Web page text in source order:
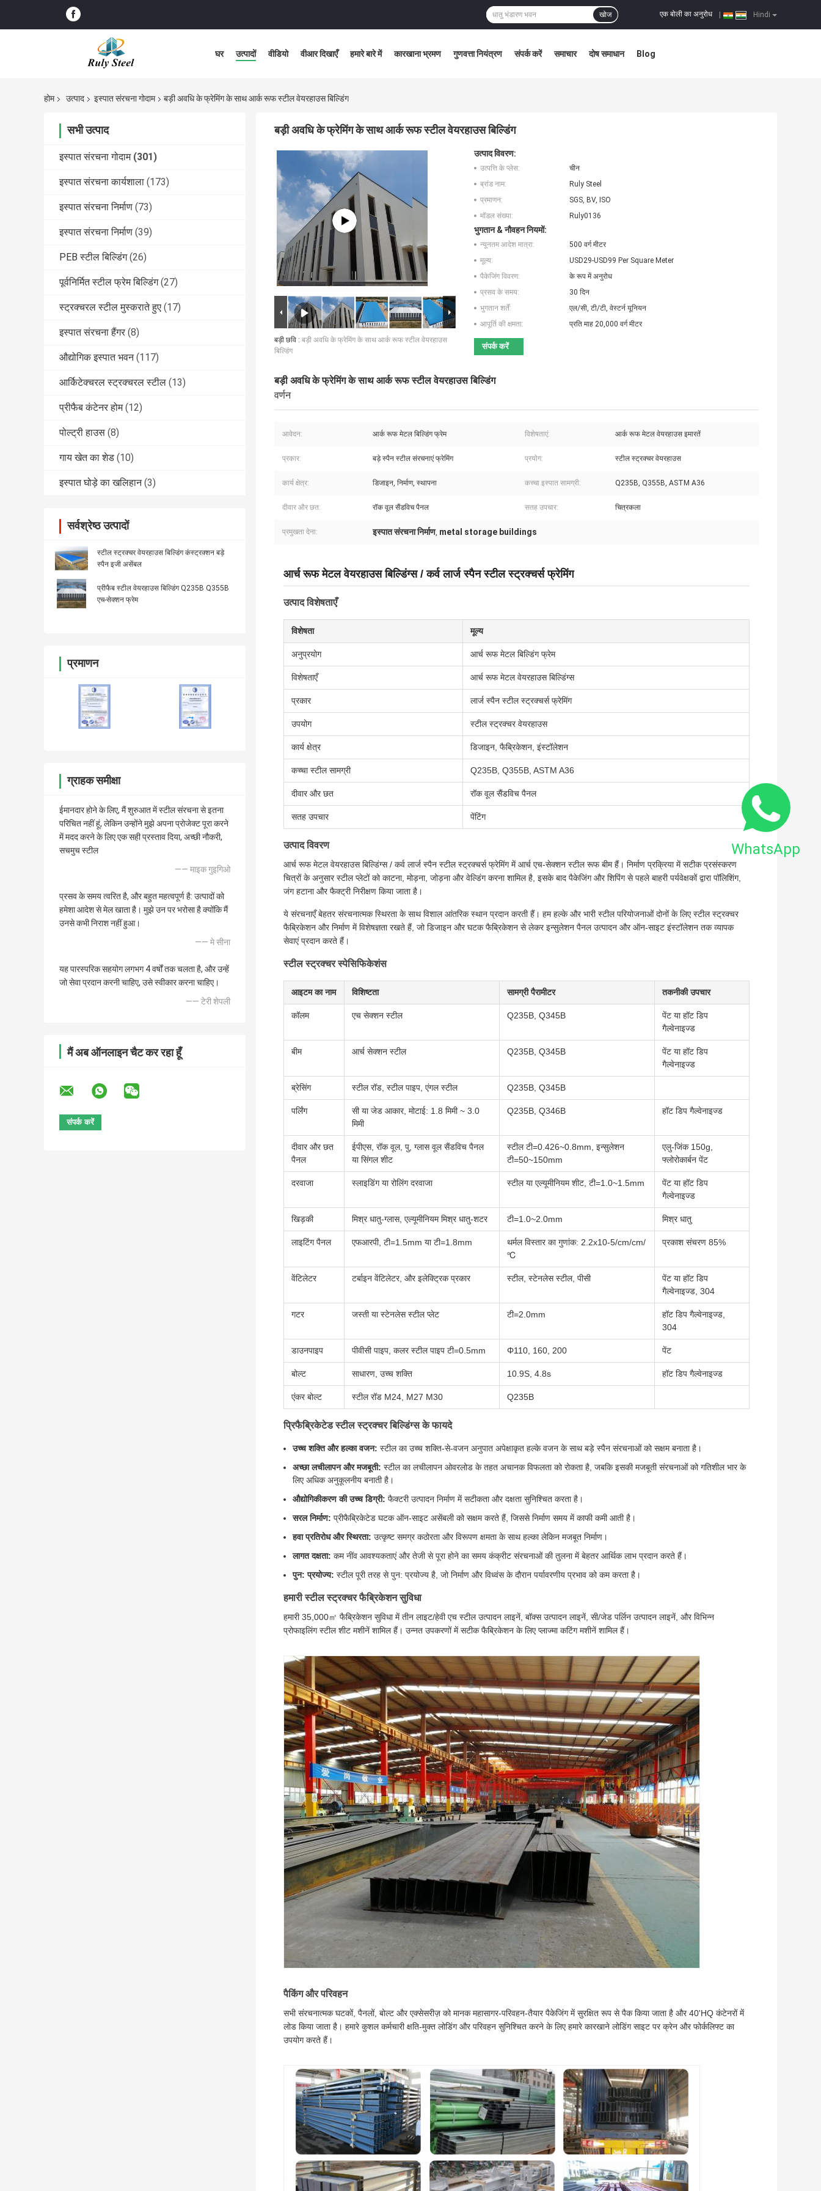
Hindi
एक बोली का अनुरोध
खोज
घर उत्पादों वीडियो वीआर दिखाएँ हमारे बारे में कारखाना भ्रमण गुणवत्ता नियंत्रण संपर्क करें समाचार दोष समाधान Blog
होम उत्पाद इस्पात संरचना गोदाम बड़ी अवधि के फ्रेमिंग के साथ आर्क रूफ स्टील वेयरहाउस बिल्डिंग
सभी उत्पाद
इस्पात संरचना गोदाम (301)
इस्पात संरचना कार्यशाला (173)
इस्पात संरचना निर्माण (73)
इस्पात संरचना निर्माण (39)
PEB स्टील बिल्डिंग (26)
पूर्वनिर्मित स्टील फ्रेम बिल्डिंग (27)
स्ट्रक्चरल स्टील मुस्कराते हुए (17)
इस्पात संरचना हैंगर (8)
औद्योगिक इस्पात भवन (117)
आर्किटेक्चरल स्ट्रक्चरल स्टील (13)
प्रीफैब कंटेनर होम (12)
पोल्ट्री हाउस (8)
गाय खेत का शेड (10)
इस्पात घोड़े का खलिहान (3)
सर्वश्रेष्ठ उत्पादों
स्टील स्ट्रक्चर वेयरहाउस बिल्डिंग कंस्ट्रक्शन बड़े
स्पैन इजी असेंबल
प्रीफैब स्टील वेयरहाउस बिल्डिंग Q235B Q355B
एच-सेक्शन फ्रेम
प्रमाणन
ग्राहक समीक्षा
ईमानदार होने के लिए, मैं शुरुआत में स्टील संरचना से इतना
परिचित नहीं हूं, लेकिन उन्होंने मुझे अपना प्रोजेक्ट पूरा करने
में मदद करने के लिए एक सही प्रस्ताव दिया, अच्छी नौकरी,
सचमुच स्टील
—— माइक गुइगिओ
प्रसव के समय त्वरित है, और बहुत महत्वपूर्ण है: उत्पादों को
हमेशा आदेश से मेल खाता है। मुझे उन पर भरोसा है क्योंकि मैं
उनसे कभी निराश नहीं हुआ।
—— मे सीना
यह पारस्परिक सहयोग लगभग 4 वर्षों तक चलता है, और उन्हें
जो सेवा प्रदान करनी चाहिए, उसे स्वीकार करना चाहिए।
—— टेरी शेपली
मैं अब ऑनलाइन चैट कर रहा हूँ
बड़ी अवधि के फ्रेमिंग के साथ आर्क रूफ स्टील वेयरहाउस बिल्डिंग
बड़ी छवि : बड़ी अवधि के फ्रेमिंग के साथ आर्क रूफ स्टील वेयरहाउस
बिल्डिंग
उत्पाद विवरण:
उत्पत्ति के प्लेस:
चीन
ब्रांड नाम:
Ruly Steel
प्रमाणन:
SGS, BV, ISO
मॉडल संख्या:
Ruly0136
भुगतान & नौवहन नियमों:
न्यूनतम आदेश मात्रा:
500 वर्ग मीटर
मूल्य:
USD29-USD99 Per Square Meter
पैकेजिंग विवरण:
के रूप में अनुरोध
प्रसव के समय:
30 दिन
भुगतान शर्तें:
एल/सी, टी/टी, वेस्टर्न यूनियन
आपूर्ति की क्षमता:
प्रति माह 20,000 वर्ग मीटर
संपर्क करें
बड़ी अवधि के फ्रेमिंग के साथ आर्क रूफ स्टील वेयरहाउस बिल्डिंग
वर्णन
आवेदन: आर्क रूफ मेटल बिल्डिंग फ्रेम विशेषताएं: आर्क रूफ मेटल वेयरहाउस इमारतें
प्रकार: बड़े स्पैन स्टील संरचनाएं फ्रेमिंग प्रयोग: स्टील स्ट्रक्चर वेयरहाउस
कार्य क्षेत्र: डिजाइन, निर्माण, स्थापना कच्चा इस्पात सामग्री: Q235B, Q355B, ASTM A36
दीवार और छत: रॉक वूल सैंडविच पैनल सतह उपचार: चित्रकला
प्रमुखता देना: इस्पात संरचना निर्माण, metal storage buildings
आर्च रूफ मेटल वेयरहाउस बिल्डिंग्स / कर्व लार्ज स्पैन स्टील स्ट्रक्चर्स फ्रेमिंग
उत्पाद विशेषताएँ
विशेषता मूल्य
अनुप्रयोग आर्च रूफ मेटल बिल्डिंग फ्रेम
विशेषताएँ आर्च रूफ मेटल वेयरहाउस बिल्डिंग्स
प्रकार लार्ज स्पैन स्टील स्ट्रक्चर्स फ्रेमिंग
उपयोग स्टील स्ट्रक्चर वेयरहाउस
कार्य क्षेत्र डिजाइन, फैब्रिकेशन, इंस्टॉलेशन
कच्चा स्टील सामग्री Q235B, Q355B, ASTM A36
दीवार और छत रॉक वूल सैंडविच पैनल
सतह उपचार पेंटिंग
उत्पाद विवरण
आर्च रूफ मेटल वेयरहाउस बिल्डिंग्स / कर्व लार्ज स्पैन स्टील स्ट्रक्चर्स फ्रेमिंग में आर्च एच-सेक्शन स्टील रूफ बीम हैं। निर्माण प्रक्रिया में सटीक प्रसंस्करण
चित्रों के अनुसार स्टील प्लेटों को काटना, मोड़ना, जोड़ना और वेल्डिंग करना शामिल है, इसके बाद पैकेजिंग और शिपिंग से पहले बाहरी पर्यवेक्षकों द्वारा पॉलिशिंग,
जंग हटाना और फैक्ट्री निरीक्षण किया जाता है।
ये संरचनाएँ बेहतर संरचनात्मक स्थिरता के साथ विशाल आंतरिक स्थान प्रदान करती हैं। हम हल्के और भारी स्टील परियोजनाओं दोनों के लिए स्टील स्ट्रक्चर
फैब्रिकेशन और निर्माण में विशेषज्ञता रखते हैं, जो डिजाइन और घटक फैब्रिकेशन से लेकर इन्सुलेशन पैनल उत्पादन और ऑन-साइट इंस्टॉलेशन तक व्यापक
सेवाएं प्रदान करते हैं।
स्टील स्ट्रक्चर स्पेसिफिकेशंस
आइटम का नाम विशिष्टता सामग्री पैरामीटर तकनीकी उपचार
कॉलम एच सेक्शन स्टील Q235B, Q345B
पेंट या हॉट डिप
गैल्वेनाइज्ड
बीम आर्च सेक्शन स्टील Q235B, Q345B
पेंट या हॉट डिप
गैल्वेनाइज्ड
ब्रेसिंग स्टील रॉड, स्टील पाइप, एंगल स्टील Q235B, Q345B
पर्लिंग
सी या जेड आकार, मोटाई: 1.8 मिमी ~ 3.0
मिमी
Q235B, Q346B हॉट डिप गैल्वेनाइज्ड
दीवार और छत
पैनल
ईपीएस, रॉक वूल, पु, ग्लास वूल सैंडविच पैनल
या सिंगल शीट
स्टील टी=0.426~0.8mm, इन्सुलेशन
टी=50~150mm
एलु-जिंक 150g,
फ्लोरोकार्बन पेंट
दरवाजा स्लाइडिंग या रोलिंग दरवाजा स्टील या एल्यूमीनियम शीट, टी=1.0~1.5mm
पेंट या हॉट डिप
गैल्वेनाइज्ड
खिड़की मिश्र धातु-ग्लास, एल्यूमीनियम मिश्र धातु-शटर टी=1.0~2.0mm मिश्र धातु
लाइटिंग पैनल एफआरपी, टी=1.5mm या टी=1.8mm
थर्मल विस्तार का गुणांक: 2.2x10-5/cm/cm/
℃
प्रकाश संचरण 85%
वेंटिलेटर टर्बाइन वेंटिलेटर, और इलेक्ट्रिक प्रकार स्टील, स्टेनलेस स्टील, पीसी
पेंट या हॉट डिप
गैल्वेनाइज्ड, 304
गटर जस्ती या स्टेनलेस स्टील प्लेट टी=2.0mm
हॉट डिप गैल्वेनाइज्ड,
304
डाउनपाइप पीवीसी पाइप, कलर स्टील पाइप टी=0.5mm Φ110, 160, 200 पेंट
बोल्ट साधारण, उच्च शक्ति 10.9S, 4.8s हॉट डिप गैल्वेनाइज्ड
एंकर बोल्ट स्टील रॉड M24, M27 M30 Q235B
प्रिफैब्रिकेटेड स्टील स्ट्रक्चर बिल्डिंग्स के फायदे
उच्च शक्ति और हल्का वजन: स्टील का उच्च शक्ति-से-वजन अनुपात अपेक्षाकृत हल्के वजन के साथ बड़े स्पैन संरचनाओं को सक्षम बनाता है।
अच्छा लचीलापन और मजबूती: स्टील का लचीलापन ओवरलोड के तहत अचानक विफलता को रोकता है, जबकि इसकी मजबूती संरचनाओं को गतिशील भार के
लिए अधिक अनुकूलनीय बनाती है।
औद्योगिकीकरण की उच्च डिग्री: फैक्टरी उत्पादन निर्माण में सटीकता और दक्षता सुनिश्चित करता है।
सरल निर्माण: प्रीफैब्रिकेटेड घटक ऑन-साइट असेंबली को सक्षम करते हैं, जिससे निर्माण समय में काफी कमी आती है।
हवा प्रतिरोध और स्थिरता: उत्कृष्ट समग्र कठोरता और विरूपण क्षमता के साथ हल्का लेकिन मजबूत निर्माण।
लागत दक्षता: कम नींव आवश्यकताएं और तेजी से पूरा होने का समय कंक्रीट संरचनाओं की तुलना में बेहतर आर्थिक लाभ प्रदान करते हैं।
पुन: प्रयोज्य: स्टील पूरी तरह से पुन: प्रयोज्य है, जो निर्माण और विध्वंस के दौरान पर्यावरणीय प्रभाव को कम करता है।
हमारी स्टील स्ट्रक्चर फैब्रिकेशन सुविधा
हमारी 35,000㎡ फैब्रिकेशन सुविधा में तीन लाइट/हेवी एच स्टील उत्पादन लाइनें, बॉक्स उत्पादन लाइनें, सी/जेड पर्लिन उत्पादन लाइनें, और विभिन्न
प्रोफाइलिंग स्टील शीट मशीनें शामिल हैं। उन्नत उपकरणों में सटीक फैब्रिकेशन के लिए प्लाज्मा कटिंग मशीनें शामिल हैं।
पैकिंग और परिवहन
सभी संरचनात्मक घटकों, पैनलों, बोल्ट और एक्सेसरीज़ को मानक महासागर-परिवहन-तैयार पैकेजिंग में सुरक्षित रूप से पैक किया जाता है और 40'HQ कंटेनरों में
लोड किया जाता है। हमारे कुशल कर्मचारी क्षति-मुक्त लोडिंग और परिवहन सुनिश्चित करने के लिए हमारे कारखाने लोडिंग साइट पर क्रेन और फोर्कलिफ्ट का
उपयोग करते हैं।
WhatsApp